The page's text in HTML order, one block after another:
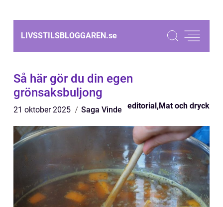
LIVSSTILSBLOGGAREN.se
Så här gör du din egen
grönsaksbuljong
21 oktober 2025 Saga Vinde editorial,Mat och dryck